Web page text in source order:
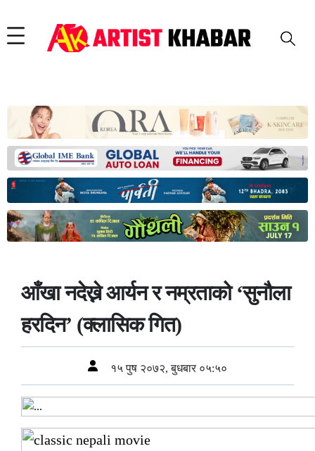
आँखा नदेख्ने आर्यन र नम्रताको ‘सुनौला
हरदिन’ (क्लासिक गित)
१५ पुष २०७२, बुधबार ०५:५०